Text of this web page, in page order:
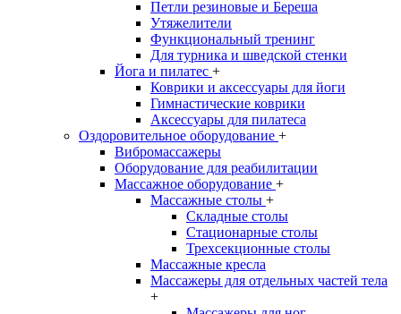
Петли резиновые и Береша
Утяжелители
Функциональный тренинг
Для турника и шведской стенки
Йога и пилатес +
Коврики и аксессуары для йоги
Гимнастические коврики
Аксессуары для пилатеса
Оздоровительное оборудование +
Вибромассажеры
Оборудование для реабилитации
Массажное оборудование +
Массажные столы +
Складные столы
Стационарные столы
Трехсекционные столы
Массажные кресла
Массажеры для отдельных частей тела
+